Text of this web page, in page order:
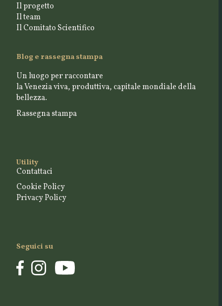
Il progetto
Il team
Il Comitato Scientifico
Blog e rassegna stampa
Un luogo per raccontare
la Venezia viva, produttiva, capitale mondiale della
bellezza.
Rassegna stampa
Utility
Contattaci
Cookie Policy
Privacy Policy
Seguici su